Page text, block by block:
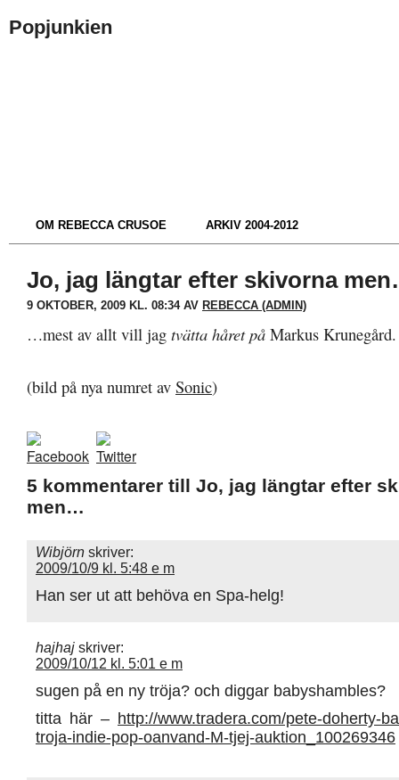
Popjunkien
OM REBECCA CRUSOE ARKIV 2004-2012
Jo, jag längtar efter skivorna
9 OKTOBER, 2009 KL. 08:34 AV REBECCA (ADMIN)
…mest av allt vill jag tvätta håret på Markus Krunegård.
(bild på nya numret av Sonic)
5 kommentarer till Jo, jag längtar efter
men…
Wibjörn skriver:
2009/10/9 kl. 5:48 e m
Han ser ut att behöva en Spa-helg!
hajhaj skriver:
2009/10/12 kl. 5:01 e m
sugen på en ny tröja? och diggar babyshambles?
titta här – http://www.tradera.com/pete-doherty-
troja-indie-pop-oanvand-M-tjej-auktion_100269346